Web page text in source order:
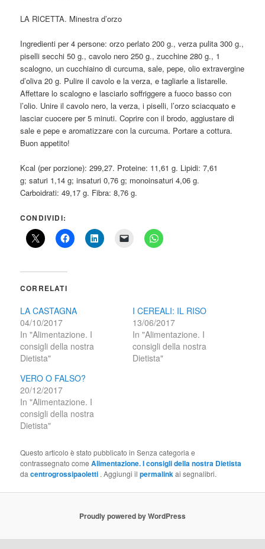
LA RICETTA. Minestra d’orzo
Ingredienti per 4 persone: orzo perlato 200 g., verza pulita 300 g.,
piselli secchi 50 g., cavolo nero 250 g., zucchine 280 g., 1
scalogno, un cucchiaino di curcuma, sale, pepe, olio extravergine
d’oliva 20 g. Pulire il cavolo e la verza, e tagliarle a listarelle.
Affettare lo scalogno e lasciarlo soffriggere a fuoco basso con
l’olio. Unire il cavolo nero, la verza, i piselli, l’orzo sciacquato e
lasciar cuocere per 5 minuti. Coprire con il brodo, aggiustare di
sale e pepe e aromatizzare con la curcuma. Portare a cottura.
Buon appetito!
Kcal (per porzione): 299,27. Proteine: 11,61 g. Lipidi: 7,61
g; saturi 1,14 g; insaturi 0,76 g; monoinsaturi 4,06 g.
Carboidrati: 49,17 g. Fibra: 8,76 g.
CONDIVIDI:
CORRELATI
LA CASTAGNA
04/10/2017
In "Alimentazione. I
consigli della nostra
Dietista"
I CEREALI: IL RISO
13/06/2017
In "Alimentazione. I
consigli della nostra
Dietista"
VERO O FALSO?
20/12/2017
In "Alimentazione. I
consigli della nostra
Dietista"
Questo articolo è stato pubblicato in Senza categoria e
contrassegnato comeAlimentazione. I consigli della nostra Dietista
dacentrogrossipaoletti . Aggiungi ilpermalinkai segnalibri.
Proudly powered by WordPress